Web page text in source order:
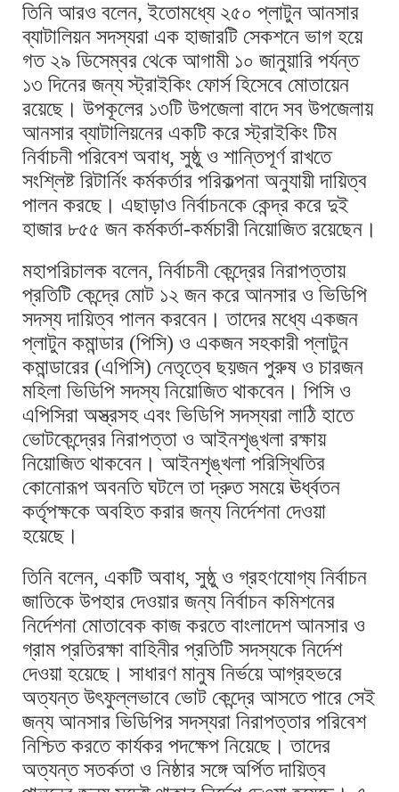
তিনি আরও বলেন, ইতোমধ্যে ২৫০ প্লাটুন আনসার
ব্যাটালিয়ন সদস্যরা এক হাজারটি সেকশনে ভাগ হয়ে
গত ২৯ ডিসেম্বর থে‌কে আগামী ১০ জানুয়ারি পর্যন্ত
১৩ দিনের জন্য স্ট্রাইকিং ফোর্স হিসেবে মোতায়েন
রয়েছে। উপকূলের ১৩টি উপজেলা বাদে সব উপজেলায়
আনসার ব্যাটালিয়নের একটি করে স্ট্রাইকিং টিম
নির্বাচনী পরিবেশ অবাধ, সুষ্ঠু ও শান্তিপূর্ণ রাখতে
সংশ্লিষ্ট রিটার্নিং কর্মকর্তার পরিকল্পনা অনুযায়ী দায়িত্ব
পালন করছে। এছাড়াও নির্বাচনকে কেন্দ্র করে দুই
হাজার ৮৫৫ জন কর্মকর্তা-কর্মচারী নিয়োজিত রয়েছেন।
মহাপরিচালক বলেন, নির্বাচনী কেন্দ্রের নিরাপত্তায়
প্রতিটি কেন্দ্রে মোট ১২ জন করে আনসার ও ভিডিপি
সদস্য দায়িত্ব পালন করবেন। তাদের মধ্যে একজন
প্লাটুন কমান্ডার (পিসি) ও একজন সহকারী প্লাটুন
কমান্ডারের (এপিসি) নেতৃত্বে ছয়জন পুরুষ ও চারজন
মহিলা ভিডিপি সদস্য নিয়োজিত থাকবেন। পিসি ও
এপিসিরা অস্ত্রসহ এবং ভিডিপি সদস্যরা লাঠি হাতে
ভোটকেন্দ্রের নিরাপত্তা ও আইনশৃঙ্খলা রক্ষায়
নিয়োজিত থাকবেন। আইনশৃঙ্খলা পরিস্থিতির
কোনোরূপ অবনতি ঘটলে তা দ্রুত সময়ে ঊর্ধ্বতন
কর্তৃপক্ষকে অবহিত করার জন্য নির্দেশনা দেওয়া
হয়েছে।
তিনি বলেন, একটি অবাধ, সুষ্ঠু ও গ্রহণযোগ্য নির্বাচন
জাতিকে উপহার দেওয়ার জন্য নির্বাচন কমিশনের
নির্দেশনা মোতাবেক কাজ করতে বাংলাদেশ আনসার ও
গ্রাম প্রতিরক্ষা বাহিনীর প্রতিটি সদস্যকে নির্দেশ
দেওয়া হয়েছে। সাধারণ মানুষ নির্ভয়ে আগ্রহভরে
অত্যন্ত উৎফুল্লভাবে ভোট কেন্দ্রে আসতে পারে সেই
জন্য আনসার ভিডিপির সদস্যরা নিরাপত্তার পরিবেশ
নিশ্চিত করতে কার্যকর পদক্ষেপ নিয়েছে। তাদের
অত্যন্ত সতর্কতা ও নিষ্ঠার সঙ্গে অর্পিত দায়িত্ব